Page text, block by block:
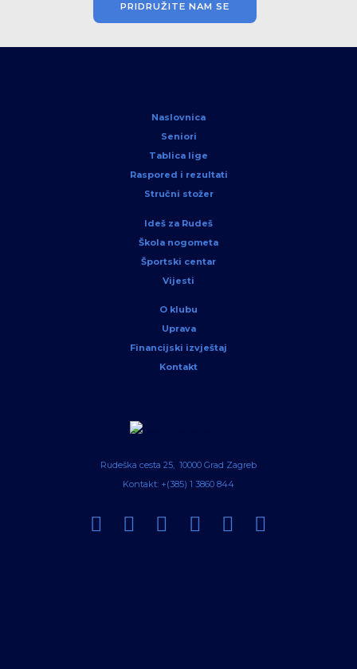
PRIDRUŽITE NAM SE
Naslovnica
Seniori
Tablica lige
Raspored i rezultati
Stručni stožer
Ideš za Rudeš
Škola nogometa
Športski centar
Vijesti
O klubu
Uprava
Financijski izvještaj
Kontakt
Rudeška cesta 25, 10000 Grad Zagreb
Kontakt: +(385) 1 3860 844